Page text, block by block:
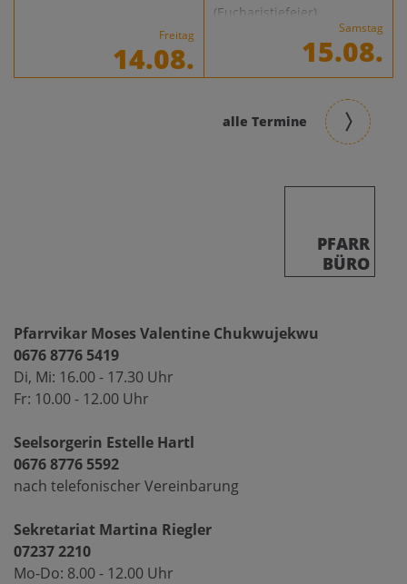
Freitag
14.08.
(Eucharistiefeier)
Samstag
15.08.
alle Termine
PFARR
BÜRO
Pfarrvikar Moses Valentine Chukwujekwu
0676 8776 5419
Di, Mi: 16.00 - 17.30 Uhr
Fr: 10.00 - 12.00 Uhr
Seelsorgerin Estelle Hartl
0676 8776 5592
nach telefonischer Vereinbarung
Sekretariat Martina Riegler
07237 2210
Mo-Do: 8.00 - 12.00 Uhr